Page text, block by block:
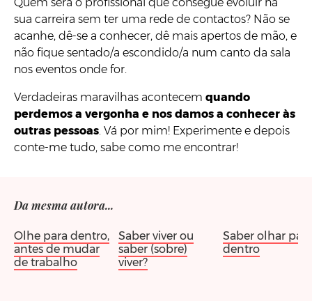
sua carreira sem ter uma rede de contactos? Não se
acanhe, dê-se a conhecer, dê mais apertos de mão, e
não fique sentado/a escondido/a num canto da sala
nos eventos onde for.
Verdadeiras maravilhas acontecem quando
perdemos a vergonha e nos damos a conhecer às
outras pessoas. Vá por mim! Experimente e depois
conte-me tudo, sabe como me encontrar!
Da mesma autora...
Olhe para dentro,
antes de mudar
de trabalho
Saber viver ou
saber (sobre)
viver?
Saber olhar para
dentro